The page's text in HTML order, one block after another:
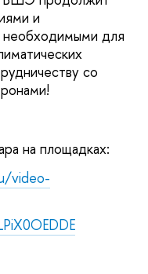
и
необходимыми для
со
на площадках:
video-